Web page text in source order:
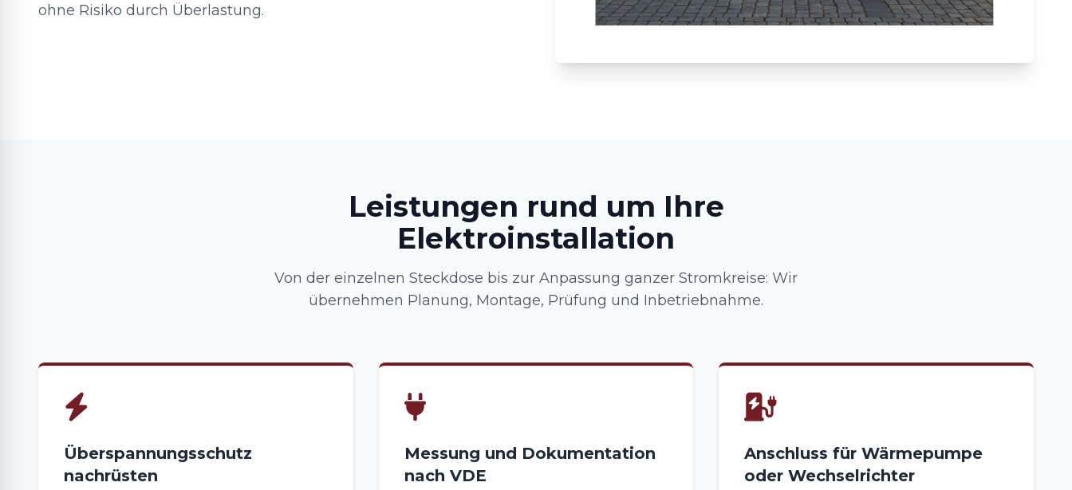
ohne Risiko durch Überlastung.
Leistungen rund um Ihre
Elektroinstallation
Von der einzelnen Steckdose bis zur Anpassung ganzer Stromkreise: Wir
übernehmen Planung, Montage, Prüfung und Inbetriebnahme.
Überspannungsschutz
nachrüsten
Messung und Dokumentation
nach VDE
Anschluss für Wärmepumpe
oder Wechselrichter